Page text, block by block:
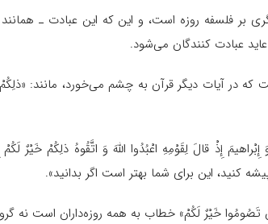
بر فلسفه روزه است، و این که این عبادت ـ
عبادت کنندگان مى‌شود.
در آیات دیگر قرآن به چشم مى‌خورد، مانند: «ذلِکُمْ
وَ إِبْراهیمَ إِذْ قالَ لِقَوْمِهِ اعْبُدُوا اللّهَ وَ اتَّقُوهُ ذلِکُمْ
کنید، این براى شما بهتر است اگر بدانید».
خَیْرٌ لَکُمْ» خطاب به همه روزه‌داران است نه